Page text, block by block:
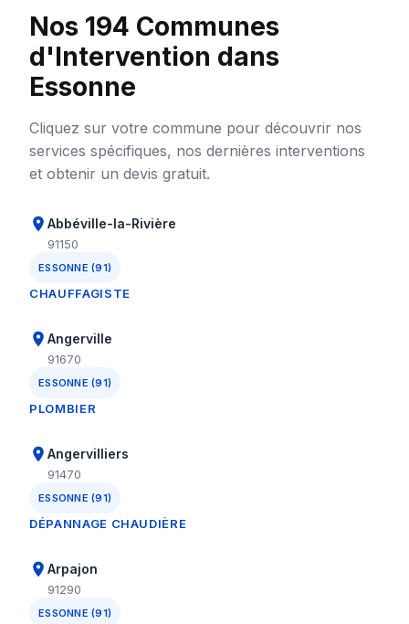
Nos 194 Communes
d'Intervention dans
Essonne
Cliquez sur votre commune pour découvrir nos
services spécifiques, nos dernières interventions
et obtenir un devis gratuit.
Abbéville-la-Rivière
91150
ESSONNE (91)
CHAUFFAGISTE
Angerville
91670
ESSONNE (91)
PLOMBIER
Angervilliers
91470
ESSONNE (91)
DÉPANNAGE CHAUDIÈRE
Arpajon
91290
ESSONNE (91)